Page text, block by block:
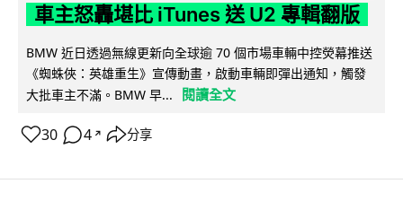
車主怒轟堪比 iTunes 送 U2 專輯翻版
BMW 近日透過無線更新向全球逾 70 個市場車輛中控熒幕推送
《蜘蛛俠：英雄重生》宣傳動畫，啟動車輛即彈出通知，觸發
大批車主不滿。BMW 早...
閱讀全文
30 4 ↗ 分享